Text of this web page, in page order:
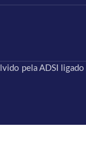
pela ADSI ligado